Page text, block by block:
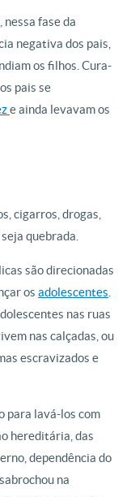
nessa fase da
negativa dos pais,
os filhos. Cura-
pais se
e ainda levavam os
cigarros, drogas,
quebrada.
são direcionadas
os adolescentes
nas ruas
nas calçadas, ou
escravizados e
para lavá-los com
hereditária, das
dependência do
na